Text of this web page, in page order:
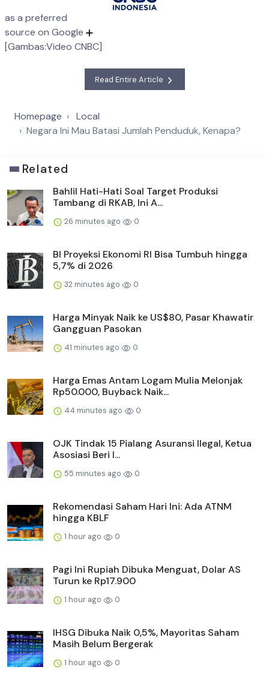
as a preferred
source on Google
[Gambas:Video CNBC]
Read Entire Article
Homepage
Local
Negara Ini Mau Batasi Jumlah Penduduk, Kenapa?
Related
Bahlil Hati-Hati Soal Target Produksi
Tambang di RKAB, Ini A...
26 minutes ago 0
BI Proyeksi Ekonomi RI Bisa Tumbuh hingga
5,7% di 2026
32 minutes ago 0
Harga Minyak Naik ke US$80, Pasar Khawatir
Gangguan Pasokan
41 minutes ago 0
Harga Emas Antam Logam Mulia Melonjak
Rp50.000, Buyback Naik...
44 minutes ago 0
OJK Tindak 15 Pialang Asuransi Ilegal, Ketua
Asosiasi Beri I...
55 minutes ago 0
Rekomendasi Saham Hari Ini: Ada ATNM
hingga KBLF
1 hour ago 0
Pagi Ini Rupiah Dibuka Menguat, Dolar AS
Turun ke Rp17.900
1 hour ago 0
IHSG Dibuka Naik 0,5%, Mayoritas Saham
Masih Belum Bergerak
1 hour ago 0